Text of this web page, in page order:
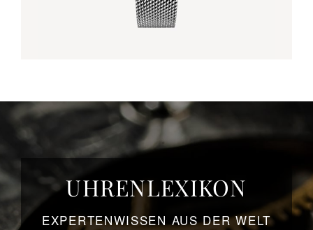
UHRENLEXIKON
EXPERTENWISSEN AUS DER WELT